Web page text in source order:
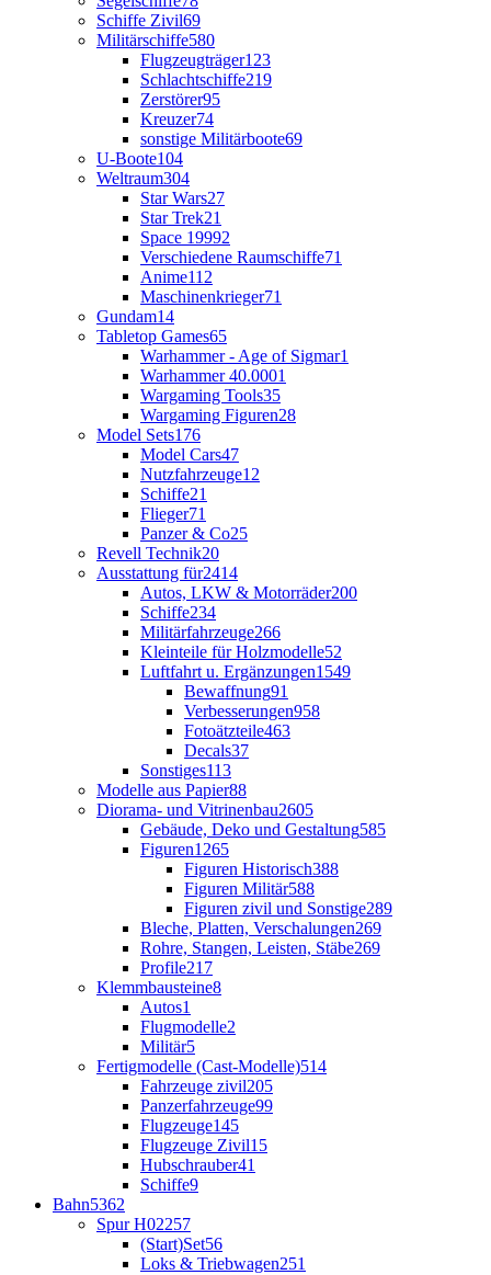
Schiffe Zivil69
Militärschiffe580
Flugzeugträger123
Schlachtschiffe219
Zerstörer95
Kreuzer74
sonstige Militärboote69
U-Boote104
Weltraum304
Star Wars27
Star Trek21
Space 19992
Verschiedene Raumschiffe71
Anime112
Maschinenkrieger71
Gundam14
Tabletop Games65
Warhammer - Age of Sigmar1
Warhammer 40.0001
Wargaming Tools35
Wargaming Figuren28
Model Sets176
Model Cars47
Nutzfahrzeuge12
Schiffe21
Flieger71
Panzer & Co25
Revell Technik20
Ausstattung für2414
Autos, LKW & Motorräder200
Schiffe234
Militärfahrzeuge266
Kleinteile für Holzmodelle52
Luftfahrt u. Ergänzungen1549
Bewaffnung91
Verbesserungen958
Fotoätzteile463
Decals37
Sonstiges113
Modelle aus Papier88
Diorama- und Vitrinenbau2605
Gebäude, Deko und Gestaltung585
Figuren1265
Figuren Historisch388
Figuren Militär588
Figuren zivil und Sonstige289
Bleche, Platten, Verschalungen269
Rohre, Stangen, Leisten, Stäbe269
Profile217
Klemmbausteine8
Autos1
Flugmodelle2
Militär5
Fertigmodelle (Cast-Modelle)514
Fahrzeuge zivil205
Panzerfahrzeuge99
Flugzeuge145
Flugzeuge Zivil15
Hubschrauber41
Schiffe9
Bahn5362
Spur H02257
(Start)Set56
Loks & Triebwagen251